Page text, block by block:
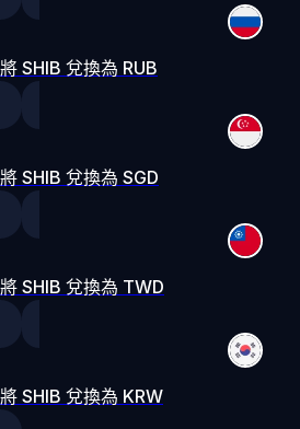
將 SHIB 兌換為 RUB
將 SHIB 兌換為 SGD
將 SHIB 兌換為 TWD
將 SHIB 兌換為 KRW